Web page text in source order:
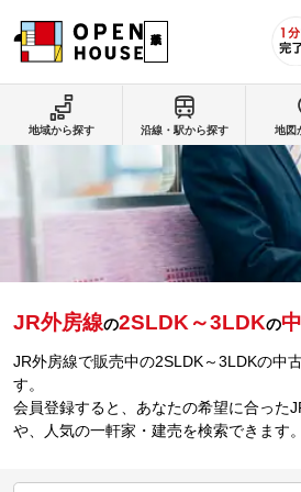
JR外房線の2SLDK～3LDKの
JR外房線で販売中の2SLDK～3LDKの中
す。
会員登録すると、あなたの希望に合った
や、人気の一軒家・建売を検索できます。
地域から探す 沿線・駅から探す 地図